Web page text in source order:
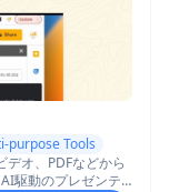
purpose Tools
オ、PDFなどから
駆動のプレゼンテ